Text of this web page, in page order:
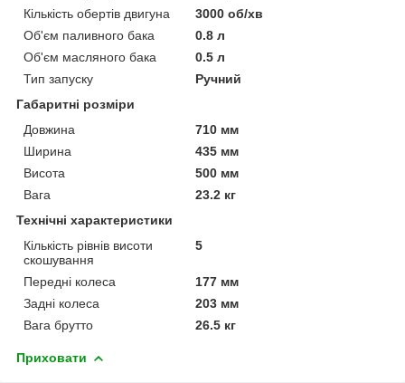
Кількість обертів двигуна
3000 об/хв
Об'єм паливного бака
0.8 л
Об'єм масляного бака
0.5 л
Тип запуску
Ручний
Габаритні розміри
Довжина
710 мм
Ширина
435 мм
Висота
500 мм
Вага
23.2 кг
Технічні характеристики
Кількість рівнів висоти
скошування
5
Передні колеса
177 мм
Задні колеса
203 мм
Вага брутто
26.5 кг
Приховати